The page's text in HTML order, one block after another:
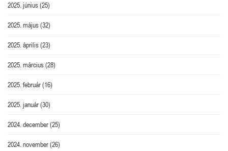
2025. június(25)
2025. május(32)
2025. április(23)
2025. március(28)
2025. február(16)
2025. január(30)
2024. december(25)
2024. november(26)